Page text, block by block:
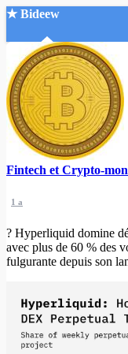
★ Bideew
Accueil
Créer un
Mode nuit
Fintech et Crypto-
1 a
? Hyperliquid domine
avec plus de 60 % des
fulgurante depuis son